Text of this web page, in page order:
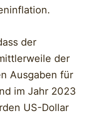
der
der
Ausgaben für
im Jahr 2023
US-Dollar